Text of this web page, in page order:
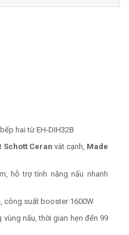
hai từ EH-DIH32B
Schott Ceran vát cạnh, Made
hỗ trợ tính năng nấu nhanh
công suất booster 1600W
nấu, thời gian hẹn đến 99